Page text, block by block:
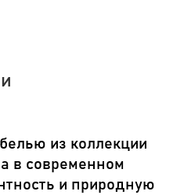
из коллекции
в современном
и природную